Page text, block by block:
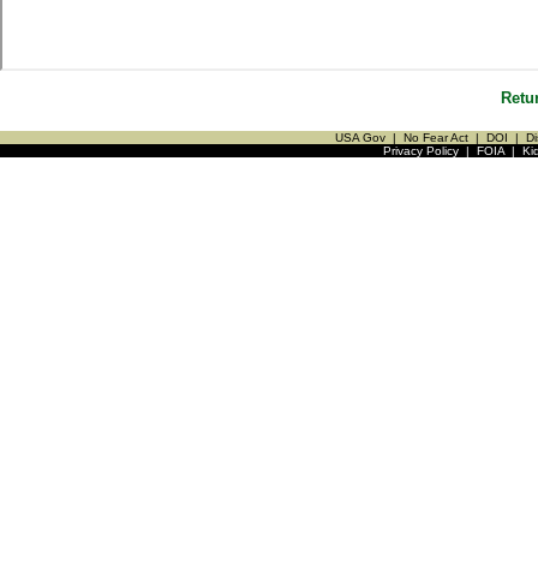
USA Gov | No Fear Act | DOI |
Privacy Policy| FOIA|